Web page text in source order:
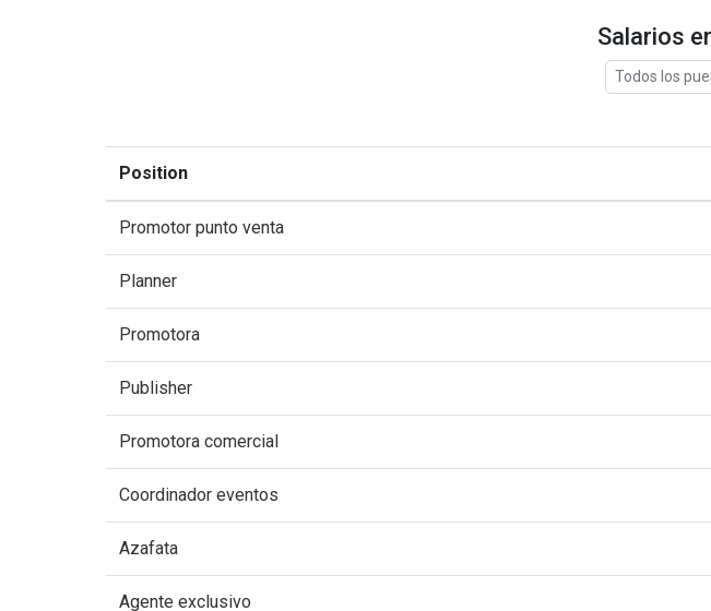
Salarios
Todos los
Position
Promotor punto venta
Planner
Promotora
Publisher
Promotora comercial
Coordinador eventos
Azafata
Agente exclusivo